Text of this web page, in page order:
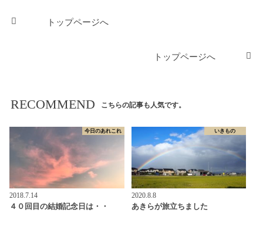
トップページへ
トップページへ
RECOMMEND こちらの記事も人気です。
今日のあれこれ
2018.7.14
４０回目の結婚記念日は・・
いきもの
2020.8.8
あきらが旅立ちました